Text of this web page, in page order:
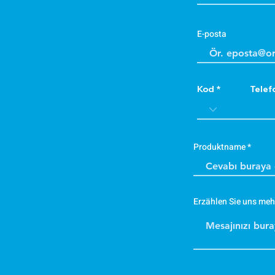
E-posta
Kod
Produktname
Erzählen Sie uns